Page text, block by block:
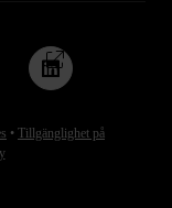
• Tillgänglighet på
Följ
oss
Linkedin